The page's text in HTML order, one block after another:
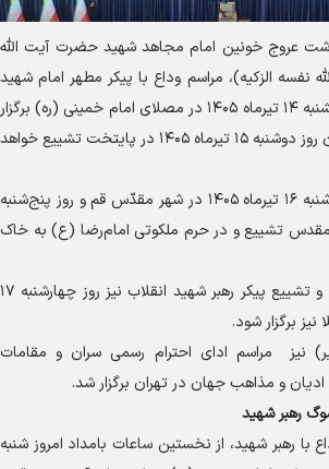
عروج خونین امام مجاهد شهید حضرت آیت الله
الزکیه)، مراسم وداع با پیکر مطهر امام شهید
امت روز‌های شنبه ۱۳ و یکشنبه ۱۴ تیرماه ۱۴۰۵ در مصلای امام خمینی (ره) برگزار
می‌شود و پیکر مطهر ایشان روز دوشنبه ۱۵ تیرماه ۱۴۰۵ در پایتخت تشییع خواهد
پیکر رهبر شهید در روز سه‌شنبه ۱۶ تیرماه ۱۴۰۵ در شهر مقدّس قم و روز پنج‌شنبه
در مشهد مقدس تشییع و در حرم ملکوتی امام‌رضا (ع) به خاک
قرار است مراسم ویژه وداع و تشییع پیکر رهبر شهید انقلاب نیز روز چهارشنبه ۱۷
برگزار شود.
(جمعه ۱۲ تیر) نیز مراسم ادای احترام رسمی سران و مقامات
و مذاهب جهان در تهران برگزار شد.
با رهبر شهید، از نخستین ساعات بامداد امروز شنبه